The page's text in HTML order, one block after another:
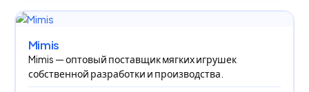
Mimis
Mimis — оптовый поставщик мягких игрушек
собственной разработки и производства.